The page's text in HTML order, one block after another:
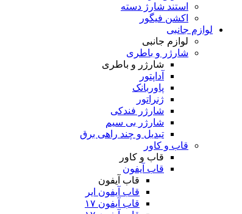
استند شارژ دسته
اکشن فیگور
لوازم جانبی
لوازم جانبی
شارژر و باطری
شارژر و باطری
آداپتور
پاوربانک
ژنراتور
شارژر فندکی
شارژر بی سیم
تبدیل و چند راهی برق
قاب و کاور
قاب و کاور
قاب آیفون
قاب آیفون
قاب آیفون ایر
قاب آیفون ۱۷